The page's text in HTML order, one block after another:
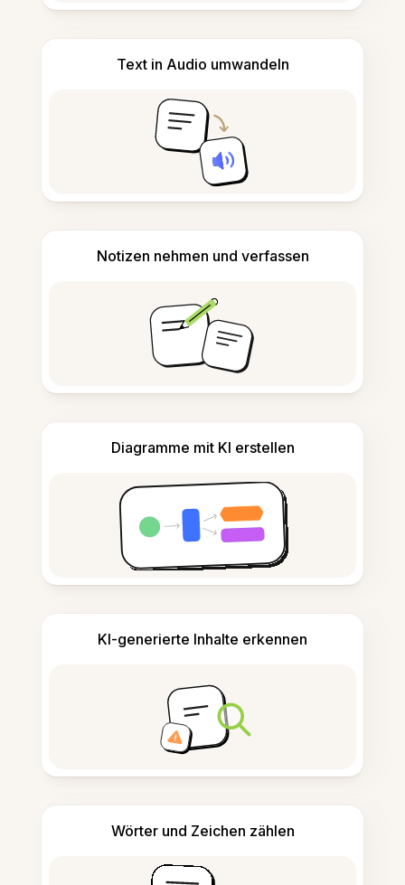
Text in Audio umwandeln
Notizen nehmen und verfassen
Diagramme mit KI erstellen
KI-generierte Inhalte erkennen
Wörter und Zeichen zählen